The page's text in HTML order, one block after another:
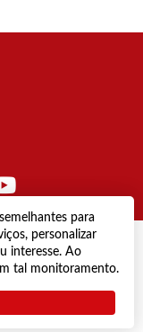
para
personalizar
interesse. Ao
tal monitoramento.